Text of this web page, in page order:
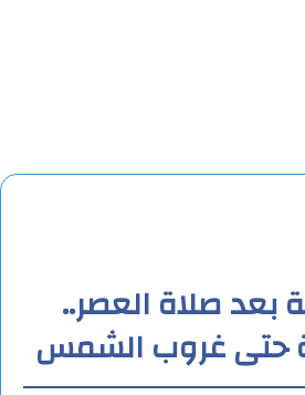
بعد صلاة العصر..
حتى غروب الشمس